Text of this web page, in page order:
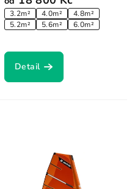
3.2m² 4.0m²
4.8m²
5.2m²
5.6m² 6.0m²
Detail